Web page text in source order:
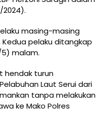
masing-masing
Kedua pelaku ditangkap
5) malam.
hendak turun
Laut Serui dari
tanpa melakukan
ke Mako Polres